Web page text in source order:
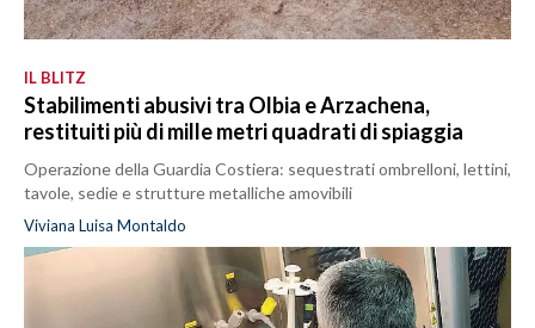
IL BLITZ
Stabilimenti abusivi tra Olbia e Arzachena,
restituiti più di mille metri quadrati di spiaggia
Operazione della Guardia Costiera: sequestrati ombrelloni, lettini,
tavole, sedie e strutture metalliche amovibili
Viviana Luisa Montaldo